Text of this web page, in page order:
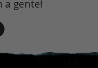
a gente!